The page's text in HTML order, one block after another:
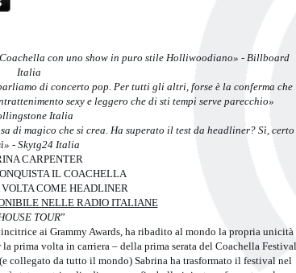
con uno show in puro stile Holliwoodiano» - Billboard
Italia
di concerto pop. Per tutti gli altri, forse è la conferma che
sexy e leggero che di sti tempi serve parecchio»
Italia
di magico che si crea. Ha superato il test da headliner? Sì, certo
- Skytg24 Italia
CARPENTER
IL COACHELLA
COME HEADLINER
NELLE RADIO ITALIANE
TOUR”
ai Grammy Awards, ha ribadito al mondo la propria unicità
prima volta in carriera – della prima serata del Coachella Festival
collegato da tutto il mondo) Sabrina ha trasformato il festival nel